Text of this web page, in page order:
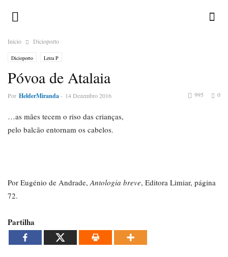
Inicio Dicioporto
Dicioporto Letra P
Póvoa de Atalaia
Por HelderMiranda- 14 Dezembro 2016 0
995
…as mães tecem o riso das crianças,
pelo balcão entornam os cabelos.
Por Eugénio de Andrade,Antologia breve, Editora Limiar, página
72.
Partilha